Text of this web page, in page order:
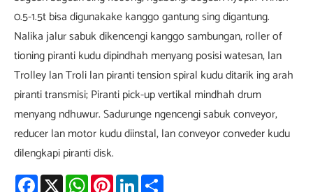
0.5-1.5t bisa digunakake kanggo gantung sing digantung.
Nalika jalur sabuk dikencengi kanggo sambungan, roller of
tioning piranti kudu dipindhah menyang posisi watesan, lan
Trolley lan Troli lan piranti tension spiral kudu ditarik ing arah
piranti transmisi; Piranti pick-up vertikal mindhah drum
menyang ndhuwur. Sadurunge ngencengi sabuk conveyor,
reducer lan motor kudu diinstal, lan conveyor conveder kudu
dilengkapi piranti disk.
Facebook WhatsAppPinterestLinkedIn